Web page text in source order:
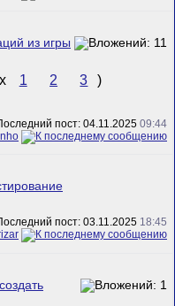
из игры
1 2 3 )
пост: 04.11.2025 09:44
пост: 03.11.2025 18:45